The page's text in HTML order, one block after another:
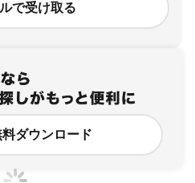
で受け取る
ダウンロード